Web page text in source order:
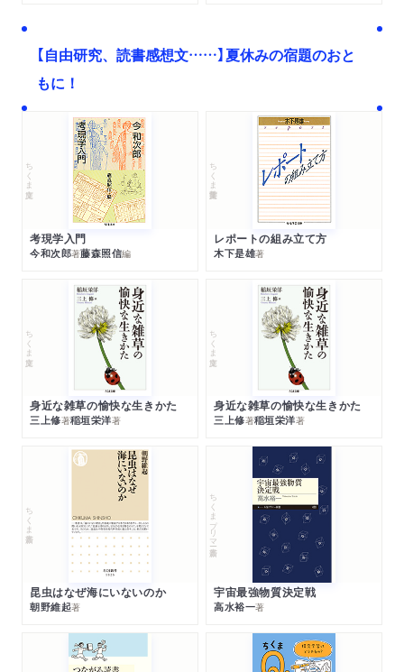
【自由研究、読書感想文……】夏休みの宿題のおと
もに！
ちくま文庫
考現学入門
今和次郎著藤森照信編
ちくま学芸文庫
レポートの組み立て方
木下是雄著
ちくま文庫
身近な雑草の愉快な生きかた
三上修著稲垣栄洋著
ちくま文庫
身近な雑草の愉快な生きかた
三上修著稲垣栄洋著
ちくま新書
昆虫はなぜ海にいないのか
朝野維起著
ちくまプリマー新書
宇宙最強物質決定戦
高水裕一著